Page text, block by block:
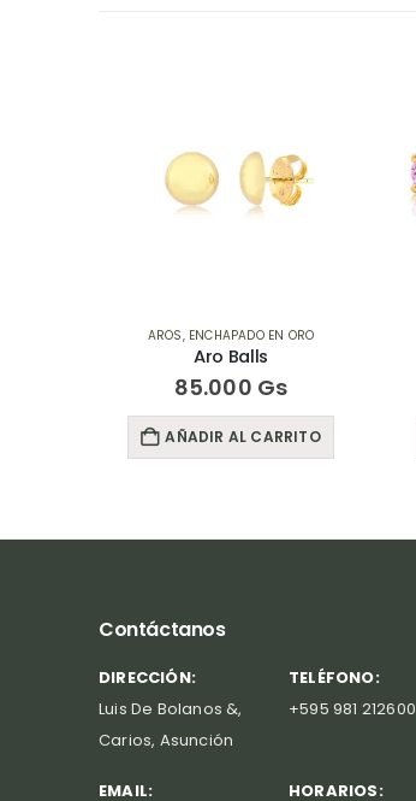
AROS, ENCHAPADO EN ORO
Aro Balls
85.000 Gs
AÑADIR AL CARRITO
Contáctanos
DIRECCIÓN:
Luis De Bolanos &,
Carios, Asunción
TELÉFONO:
+595 981 212600
EMAIL: HORARIOS: